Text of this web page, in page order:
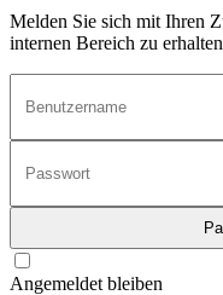
Melden Sie sich mit Ihren
internen Bereich zu
Angemeldet bleiben